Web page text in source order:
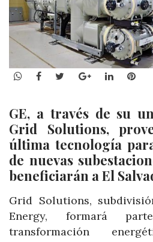
WhatsApp
Facebook
TwitterGoogle+LinkedIn
GE, a través de su
Grid Solutions,
última tecnología
de nuevas
beneficiarán a El
Grid Solutions,
Energy, formará
transformación